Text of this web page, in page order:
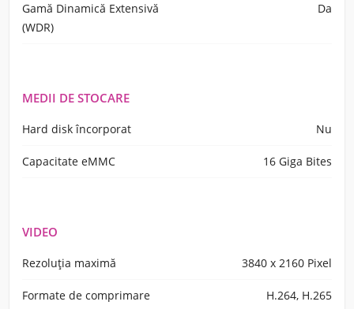
Gamă Dinamică Extensivă
(WDR)
Da
MEDII DE STOCARE
Hard disk încorporat Nu
Capacitate eMMC 16 Giga Bites
VIDEO
Rezoluţia maximă 3840 x 2160 Pixel
Formate de comprimare H.264, H.265